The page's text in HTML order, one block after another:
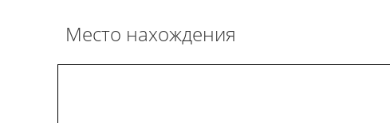
Место нахождения